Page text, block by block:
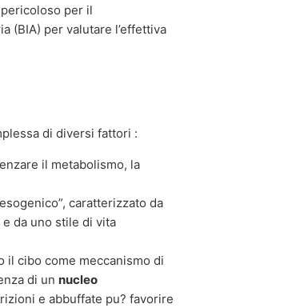
per il
(BIA) per valutare l’effettiva
di diversi fattori :
il metabolismo, la
caratterizzato da
da uno stile di vita
il cibo come meccanismo di
di un nucleo
e abbuffate pu? favorire